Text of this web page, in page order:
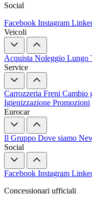
Social
Facebook Instagram
Veicoli
Acquista Noleggio Lungo
Service
Carrozzeria Freni Cambio
Igienizzazione Promozioni
Eurocar
Il Gruppo Dove siamo
Social
Facebook Instagram
Concessionari ufficiali